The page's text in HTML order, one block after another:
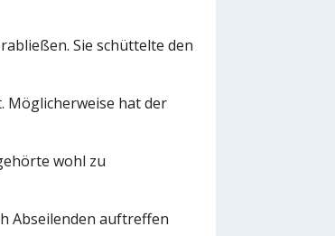
Sie schüttelte den
Möglicherweise hat der
wohl zu
Abseilenden auftreffen